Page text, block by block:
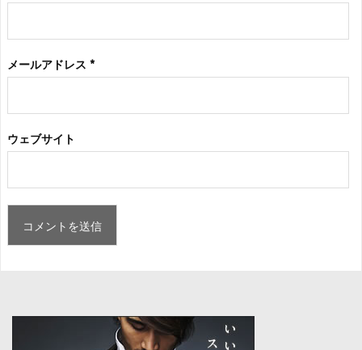
メールアドレス *
ウェブサイト